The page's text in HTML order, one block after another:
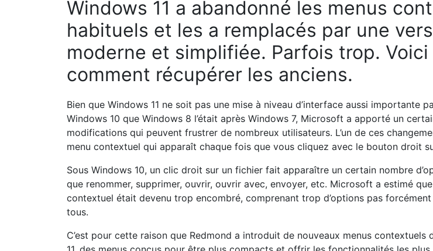
que renommer, supprimer, ouvrir, ouvrir avec, envoyer, etc. Microsoft a estimé
contextuel était devenu trop encombré, comprenant trop d’options pas forcément
tous.
C’est pour cette raison que Redmond a introduit de nouveaux menus contextuels
11, des menus conçus pour être plus compacts et offrir les fonctionnalités les plus
environnement non contrôlé pendant 20 ans depuis Windows XP lorsque
introduit.
Cela dit, si vous n’êtes pas particulièrement fan de ces nouveaux menus
panique. En fait, récupérer les anciens n’est pas si difficile. Voici deux façons d’y
Méthode 1 – Solution de contournement
Cette méthode est temporaire car elle vous permettra de voir l’ancien menu
lorsque vous cliquez sur un autre fichier, l’ancien menu disparaîtra. Vous devrez
l’opération. L’avantage de cette méthode est que vous pouvez profiter du nouveau